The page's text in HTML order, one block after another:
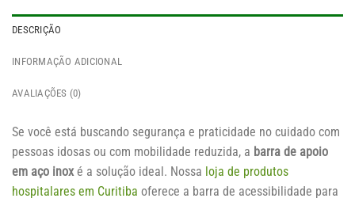
DESCRIÇÃO
INFORMAÇÃO ADICIONAL
AVALIAÇÕES (0)
Se você está buscando segurança e praticidade no cuidado com
pessoas idosas ou com mobilidade reduzida, a barra de apoio
em aço inox é a solução ideal. Nossa loja de produtos
hospitalares em Curitiba oferece a barra de acessibilidade para